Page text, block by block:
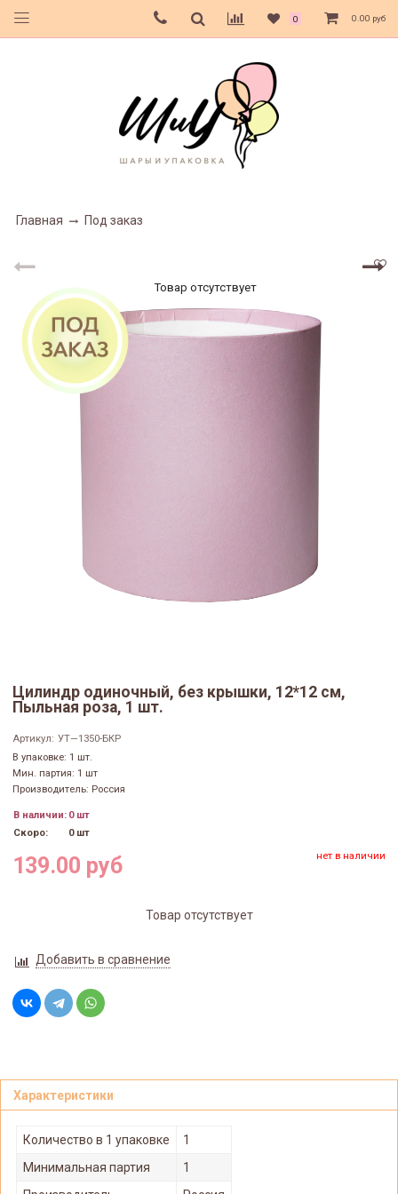
0 0.00 руб
Главная Под заказ
Товар отсутствует
Цилиндр одиночный, без крышки, 12*12 см,
Пыльная роза, 1 шт.
Артикул: УТ—1350-БКР
В упаковке: 1 шт.
Мин. партия: 1 шт
Производитель: Россия
В наличии: 0 шт
Скоро:
0 шт
139.00 руб нет в наличии
Товар отсутствует
Добавить в сравнение
Характеристики
Количество в 1 упаковке
1
Минимальная партия
1